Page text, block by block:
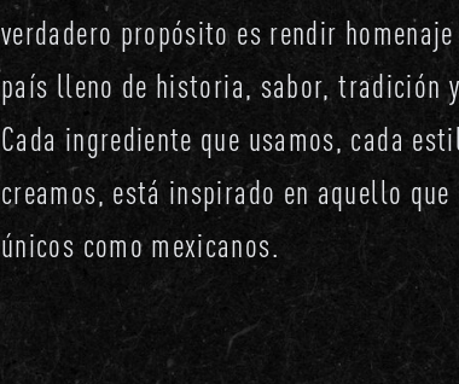
verdadero propósito es rendir homenaje
país lleno de historia, sabor, tradición
Cada ingrediente que usamos, cada
creamos, está inspirado en aquello que
únicos como mexicanos.